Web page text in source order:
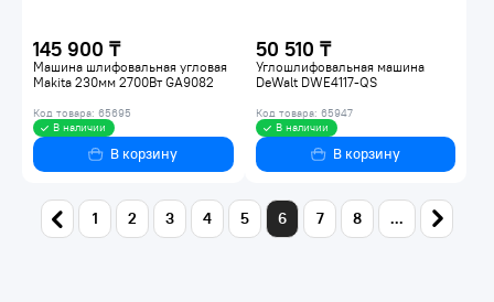
145 900 ₸
Машина шлифовальная угловая
Makita 230мм 2700Вт GA9082
Код товара: 65695
В наличии
В корзину
50 510 ₸
Углошлифовальная машина
DeWalt DWE4117-QS
Код товара: 65947
В наличии
В корзину
1 2 3 4 5 6 7 8 ...